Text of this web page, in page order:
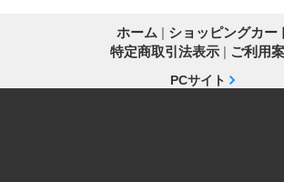
ホーム | ショッピングカー
特定商取引法表示 | ご利用
PCサイト